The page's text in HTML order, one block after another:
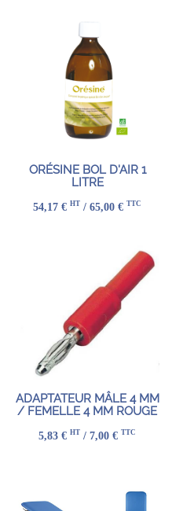
ORÉSINE BOL D'AIR 1
LITRE
54,17 € HT / 65,00 € TTC
ADAPTATEUR MÂLE 4 MM
/ FEMELLE 4 MM ROUGE
5,83 € HT / 7,00 € TTC